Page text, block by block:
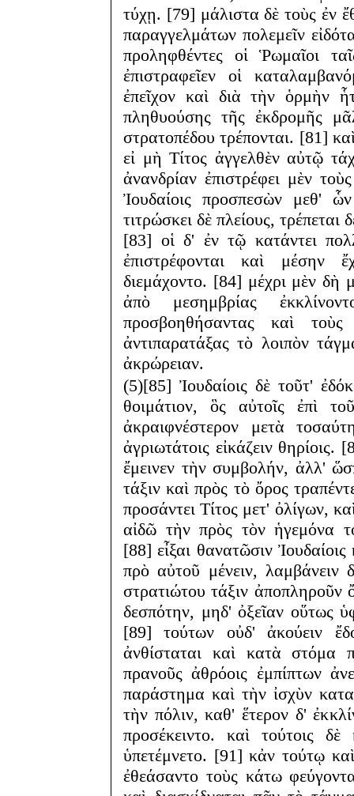
τύχῃ. [79] μάλιστα δὲ τοὺς ἐν
παραγγελμάτων πολεμεῖν
προληφθέντες οἱ Ῥωμαῖοι
ἐπιστραφεῖεν οἱ
ἐπεῖχον καὶ διὰ τὴν ὁρμὴν
πληθυούσης τῆς ἐκδρομῆς
στρατοπέδου τρέπονται. [81]
εἰ μὴ Τίτος ἀγγελθὲν αὐτῷ
ἀνανδρίαν ἐπιστρέφει μὲν
Ἰουδαίοις προσπεσὼν μεθ'
τιτρώσκει δὲ πλείους,
[83] οἱ δ' ἐν τῷ κατάντει
ἐπιστρέφονται καὶ μέσην
διεμάχοντο. [84] μέχρι μὲν δὴ
ἀπὸ μεσημβρίας
προσβοηθήσαντας καὶ
ἀντιπαρατάξας τὸ λοιπὸν
ἀκρώρειαν.
(5)[85] Ἰουδαίοις δὲ τοῦτ'
θοιμάτιον, ὃς αὐτοῖς ἐπὶ
ἀκραιφνέστερον μετὰ
ἀγριωτάτοις εἰκάζειν
ἔμεινεν τὴν συμβολήν, ἀλλ'
τάξιν καὶ πρὸς τὸ ὄρος
προσάντει Τίτος μετ' ὀλίγων,
αἰδῶ τὴν πρὸς τὸν ἡγεμόνα
[88] εἶξαι θανατῶσιν
πρὸ αὐτοῦ μένειν,
στρατιώτου τάξιν ἀποπληροῦν
δεσπότην, μηδ' ὀξεῖαν οὕτως
[89] τούτων οὐδ' ἀκούειν
ἀνθίσταται καὶ κατὰ στόμα
πρανοῦς ἀθρόοις ἐμπίπτων
παράστημα καὶ τὴν ἰσχὺν
τὴν πόλιν, καθ' ἕτερον δ'
προσέκειντο. καὶ τούτοις
ὑπετέμνετο. [91] κἀν τούτῳ
ἐθεάσαντο τοὺς κάτω